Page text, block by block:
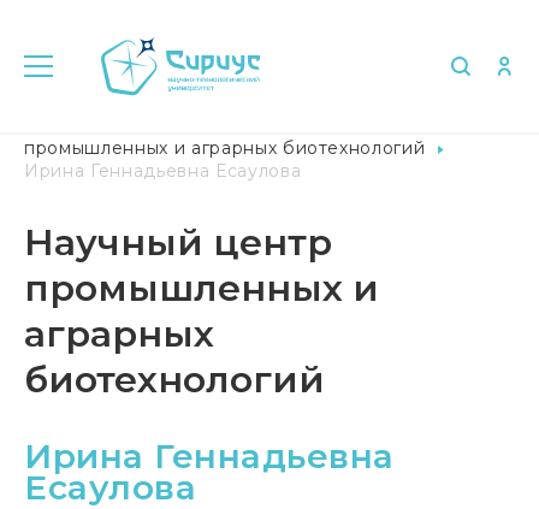
промышленных и аграрных биотехнологий
Ирина Геннадьевна Есаулова
Научный центр
промышленных и
аграрных
биотехнологий
Ирина Геннадьевна
Есаулова